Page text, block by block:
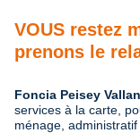
VOUS restez
prenons le
Foncia Peisey
services à la carte,
ménage,